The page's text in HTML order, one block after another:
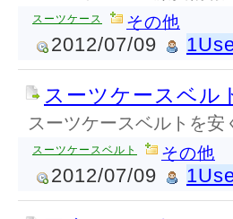
スーツケース その他
2012/07/09
スーツケースベル
スーツケースベルトを安
スーツケースベルト その他
2012/07/09